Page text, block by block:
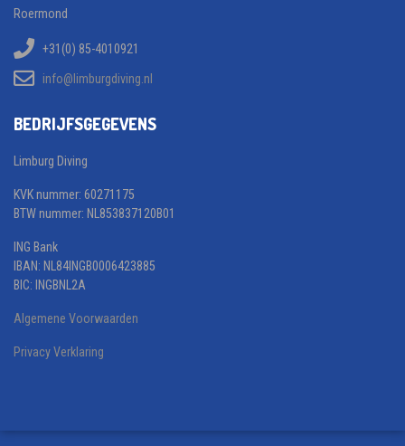
Roermond
+31(0) 85-4010921
info@limburgdiving.nl
BEDRIJFSGEGEVENS
Limburg Diving
KVK nummer: 60271175
BTW nummer: NL853837120B01
ING Bank
IBAN: NL84INGB0006423885
BIC: INGBNL2A
Algemene Voorwaarden
Privacy Verklaring